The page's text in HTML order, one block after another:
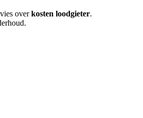
overkosten loodgieter.